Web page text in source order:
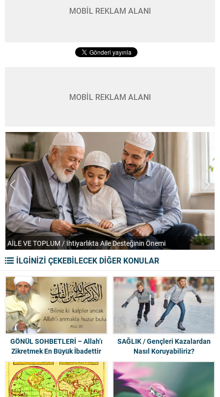
MOBİL REKLAM ALANI
MOBİL REKLAM ALANI
AİLE VE TOPLUM / İhtiyarlıkta Aile Desteğinin Önemi
İLGİNİZİ ÇEKEBİLECEK DİĞER KONULAR
GÖNÜL SOHBETLERİ – Allah’ı
Zikretmek En Büyük İbadettir
SAĞLIK / Gençleri Kazalardan
Nasıl Koruyabiliriz?